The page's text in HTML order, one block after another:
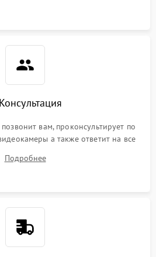
вам, проконсультирует по
а также ответит на все
Подробнее